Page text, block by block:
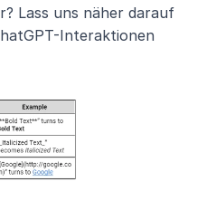
Lass uns näher darauf
Interaktionen